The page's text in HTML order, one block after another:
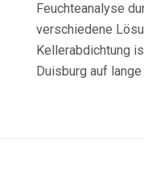
Feuchteanalyse
verschiedene
Kellerabdichtung
Duisburg auf